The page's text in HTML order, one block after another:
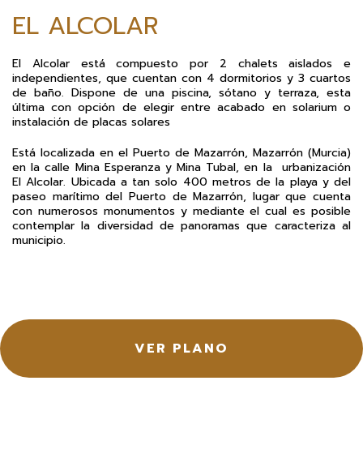
EL ALCOLAR
El Alcolar está compuesto por 2 chalets aislados e
independientes, que cuentan con 4 dormitorios y 3 cuartos
de baño. Dispone de una piscina, sótano y terraza, esta
última con opción de elegir entre acabado en solarium o
instalación de placas solares
Está localizada en el Puerto de Mazarrón, Mazarrón (Murcia)
en la calle Mina Esperanza y Mina Tubal, en la urbanización
El Alcolar. Ubicada a tan solo 400 metros de la playa y del
paseo marítimo del Puerto de Mazarrón, lugar que cuenta
con numerosos monumentos y mediante el cual es posible
contemplar la diversidad de panoramas que caracteriza al
municipio.
VER PLANO